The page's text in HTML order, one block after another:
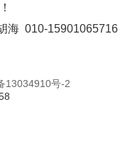
海 010-15901065716
13034910号-2